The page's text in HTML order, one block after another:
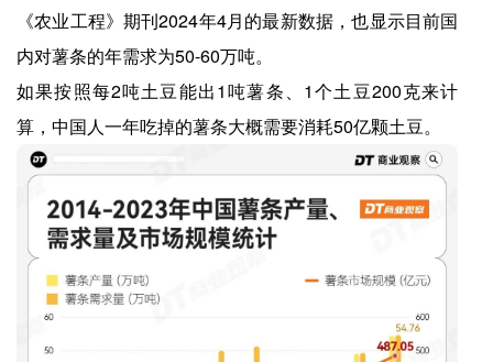
《农业工程》期刊2024年4月的最新数据，也显示目前国
内对薯条的年需求为50-60万吨。
如果按照每2吨土豆能出1吨薯条、1个土豆200克来计
算，中国人一年吃掉的薯条大概需要消耗50亿颗土豆。